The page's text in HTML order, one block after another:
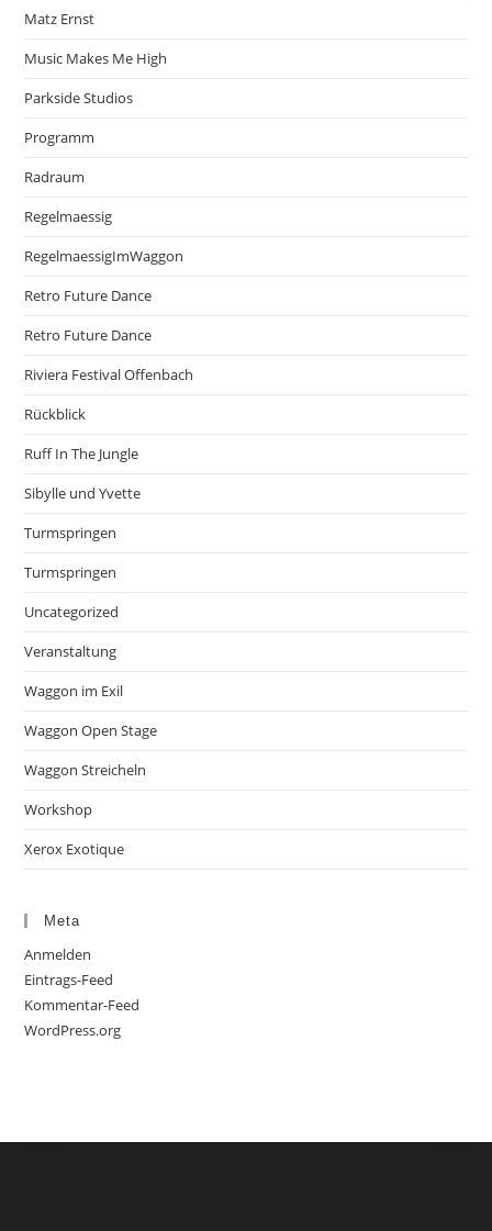
Matz Ernst
Music Makes Me High
Parkside Studios
Programm
Radraum
Regelmaessig
RegelmaessigImWaggon
Retro Future Dance
Retro Future Dance
Riviera Festival Offenbach
Rückblick
Ruff In The Jungle
Sibylle und Yvette
Turmspringen
Turmspringen
Uncategorized
Veranstaltung
Waggon im Exil
Waggon Open Stage
Waggon Streicheln
Workshop
Xerox Exotique
Meta
Anmelden
Eintrags-Feed
Kommentar-Feed
WordPress.org